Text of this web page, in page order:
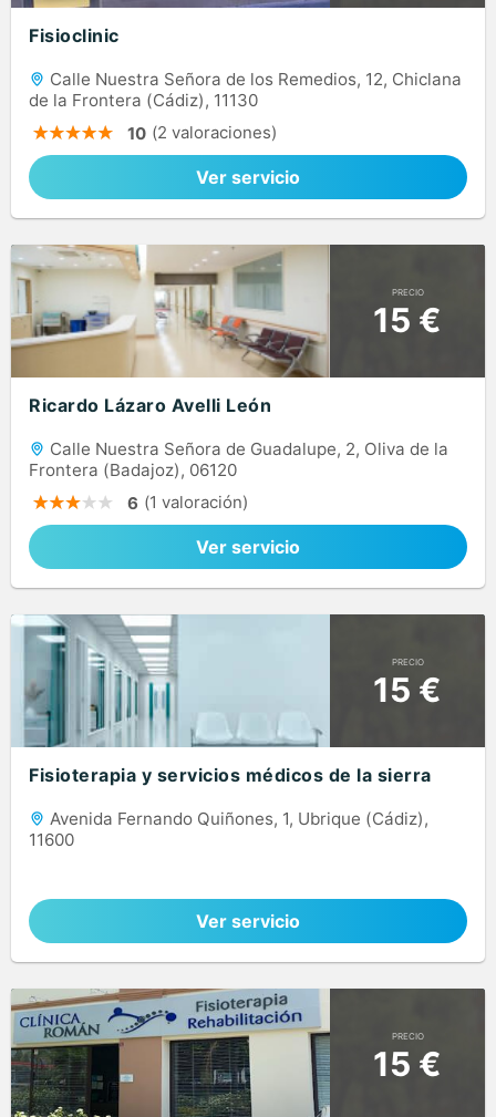
Fisioclinic
Calle Nuestra Señora de los Remedios, 12, Chiclana
de la Frontera (Cádiz), 11130
10 (2 valoraciones)
Ver servicio
PRECIO
15 €
Ricardo Lázaro Avelli León
Calle Nuestra Señora de Guadalupe, 2, Oliva de la
Frontera (Badajoz), 06120
6 (1 valoración)
Ver servicio
PRECIO
15 €
Fisioterapia y servicios médicos de la sierra
Avenida Fernando Quiñones, 1, Ubrique (Cádiz),
11600
Ver servicio
PRECIO
15 €